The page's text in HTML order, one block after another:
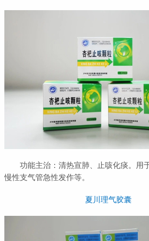
功能主治：清热宣肺、止咳化痰。用于
慢性支气管急性发作等。
夏川理气胶囊